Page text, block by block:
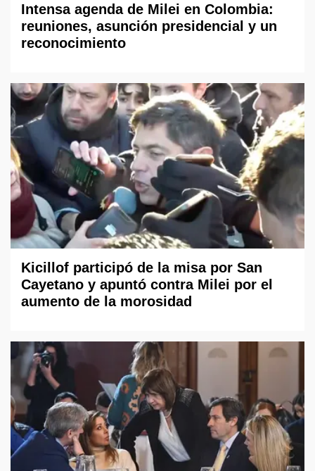
Intensa agenda de Milei en Colombia:
reuniones, asunción presidencial y un
reconocimiento
Kicillof participó de la misa por San
Cayetano y apuntó contra Milei por el
aumento de la morosidad